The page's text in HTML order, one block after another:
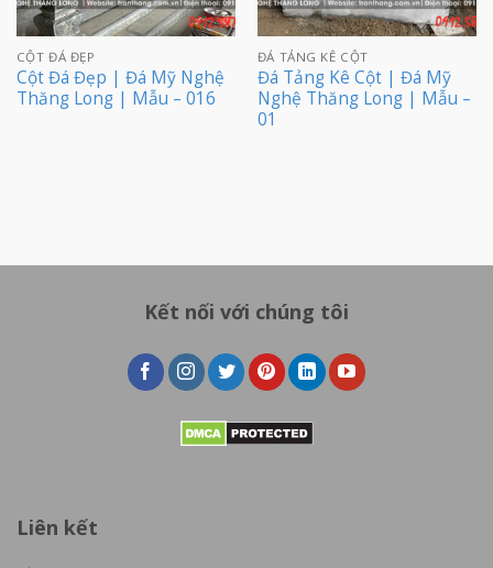
CỘT ĐÁ ĐẸP
Cột Đá Đẹp | Đá Mỹ Nghệ
Thăng Long | Mẫu – 016
ĐÁ TẢNG KÊ CỘT
Đá Tảng Kê Cột | Đá Mỹ
Nghệ Thăng Long | Mẫu –
01
Kết nối với chúng tôi
Liên kết